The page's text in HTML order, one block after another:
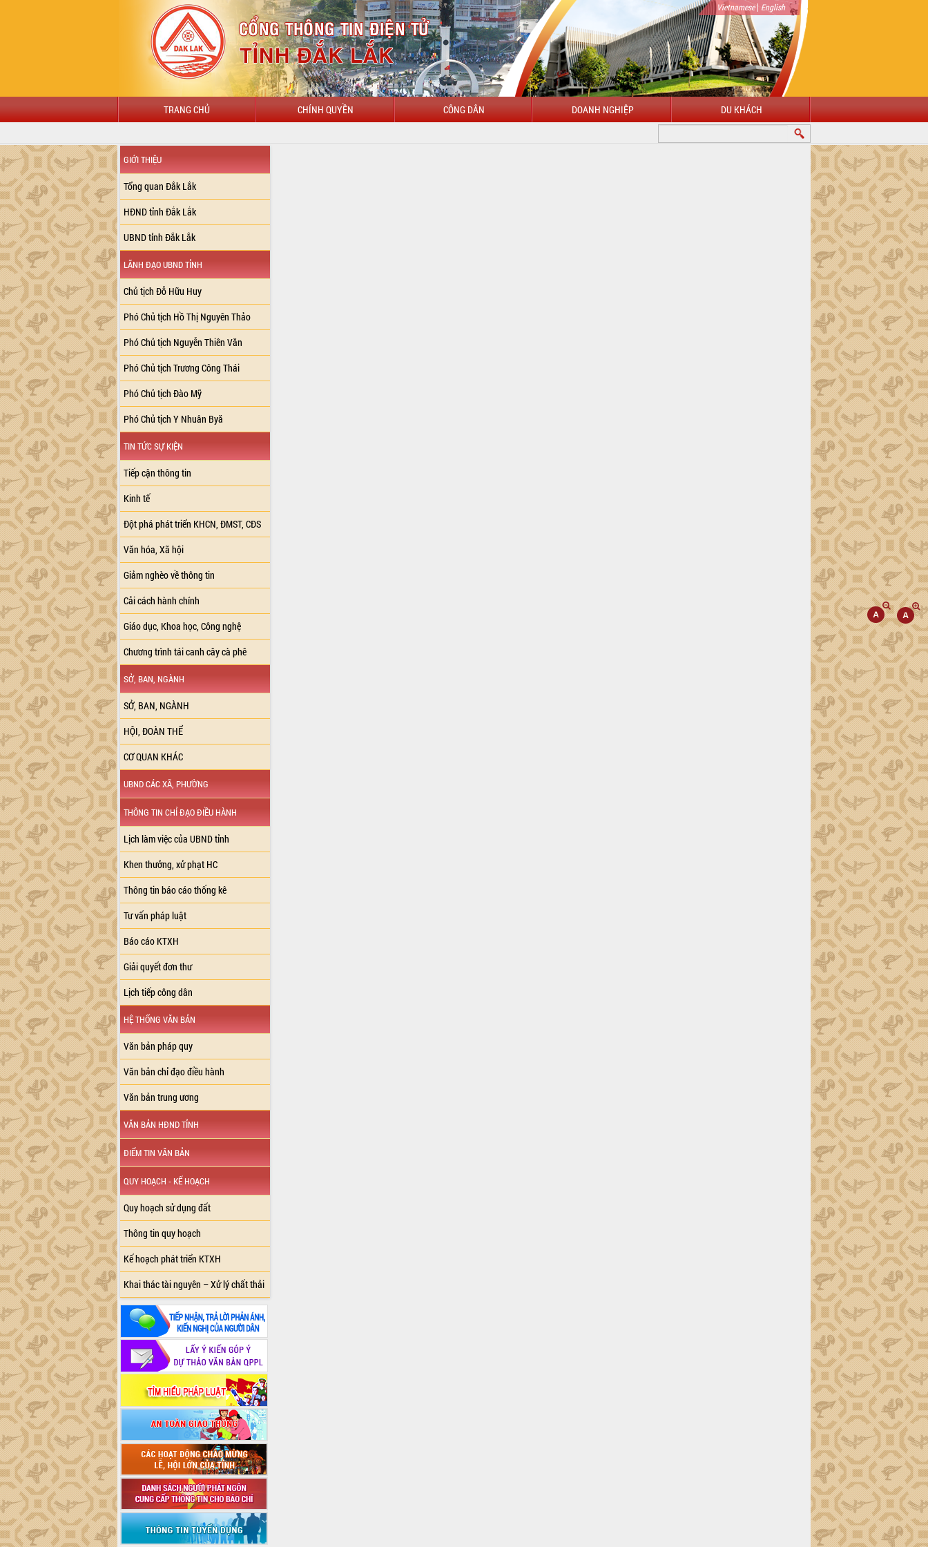
Vietnamese| English
TRANG CHỦ CHÍNH QUYỀN CÔNG DÂN DOANH NGHIỆP DU KHÁCH
GIỚI THIỆU
Tổng quan Đắk Lắk
HĐND tỉnh Đắk Lắk
UBND tỉnh Đắk Lắk
LÃNH ĐẠO UBND TỈNH
Chủ tịch Đỗ Hữu Huy
Phó Chủ tịch Hồ Thị Nguyên Thảo
Phó Chủ tịch Nguyễn Thiên Văn
Phó Chủ tịch Trương Công Thái
Phó Chủ tịch Đào Mỹ
Phó Chủ tịch Y Nhuân Byă
TIN TỨC SỰ KIỆN
Tiếp cận thông tin
Kinh tế
Đột phá phát triển KHCN, ĐMST, CĐS
Văn hóa, Xã hội
Giảm nghèo về thông tin
Cải cách hành chính
Giáo dục, Khoa học, Công nghệ
Chương trình tái canh cây cà phê
SỞ, BAN, NGÀNH
SỞ, BAN, NGÀNH
HỘI, ĐOÀN THỂ
CƠ QUAN KHÁC
UBND CÁC XÃ, PHƯỜNG
THÔNG TIN CHỈ ĐẠO ĐIỀU HÀNH
Lịch làm việc của UBND tỉnh
Khen thưởng, xử phạt HC
Thông tin báo cáo thống kê
Tư vấn pháp luật
Báo cáo KTXH
Giải quyết đơn thư
Lịch tiếp công dân
HỆ THỐNG VĂN BẢN
Văn bản pháp quy
Văn bản chỉ đạo điều hành
Văn bản trung ương
VĂN BẢN HĐND TỈNH
ĐIỂM TIN VĂN BẢN
QUY HOẠCH - KẾ HOẠCH
Quy hoạch sử dụng đất
Thông tin quy hoạch
Kế hoạch phát triển KTXH
Khai thác tài nguyên – Xử lý chất thải